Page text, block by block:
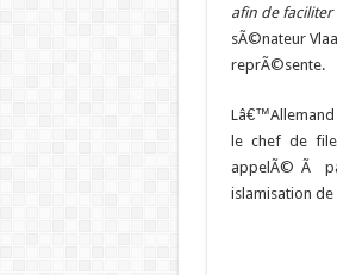
afin de
sÃ©nateur
reprÃ©sente.
le chef de
appelÃ© Ã
islamisation